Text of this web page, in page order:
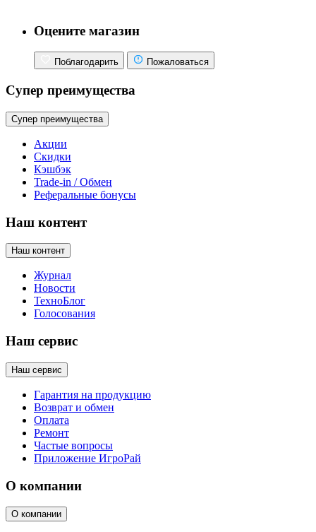
Оцените магазин
Поблагодарить Пожаловаться
Супер преимущества
Супер преимущества
Акции
Скидки
Кэшбэк
Trade-in / Обмен
Реферальные бонусы
Наш контент
Наш контент
Журнал
Новости
ТехноБлог
Голосования
Наш сервис
Наш сервис
Гарантия на продукцию
Возврат и обмен
Оплата
Ремонт
Частые вопросы
Приложение ИгроРай
О компании
О компании